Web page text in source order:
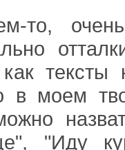
очень
в моем
"Иду